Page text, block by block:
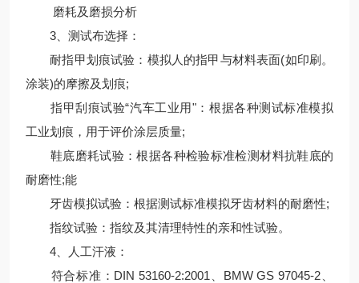
磨耗及磨损分析
3、测试布选择：
耐指甲划痕试验：模拟人的指甲与材料表面(如印刷。
涂装)的摩擦及划痕;
指甲刮痕试验“汽车工业用"：根据各种测试标准模拟
工业划痕，用于评价涂层质量;
鞋底磨耗试验：根据各种检验标准检测材料抗鞋底的
耐磨性;能
牙齿模拟试验：根据测试标准模拟牙齿材料的耐磨性;
指纹试验：指纹及其清理特性的亲和性试验。
4、人工汗液：
符合标准：DIN 53160-2:2001、BMW GS 97045-2、